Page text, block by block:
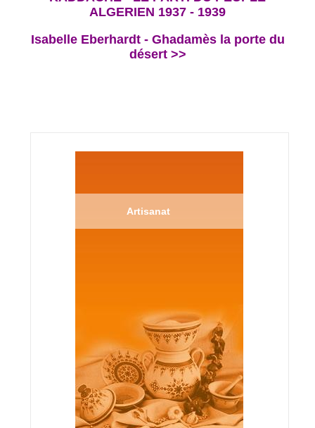
ALGERIEN 1937 - 1939
Isabelle Eberhardt - Ghadamès la porte du
désert >>
Artisanat